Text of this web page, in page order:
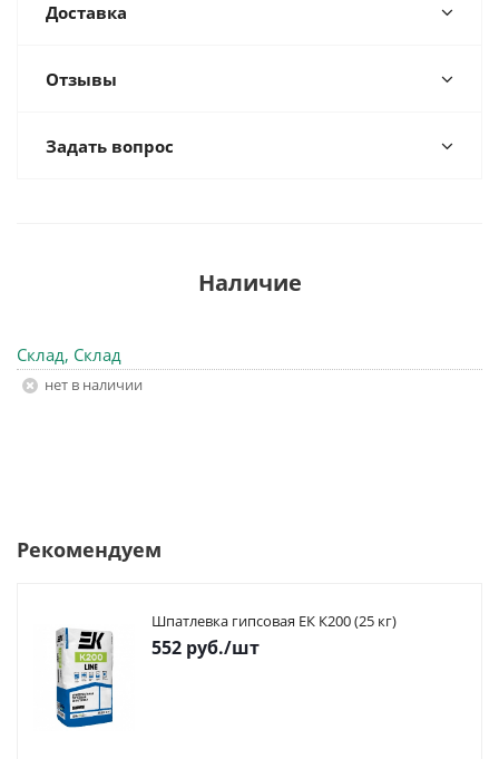
Доставка
Отзывы
Задать вопрос
Наличие
Склад, Склад
Нет в наличии
Рекомендуем
Шпатлевка гипсовая ЕК К200 (25 кг)
552 руб./шт